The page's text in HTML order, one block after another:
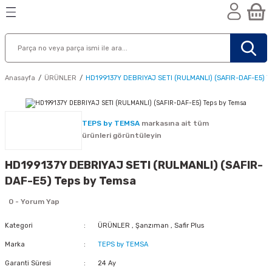
Anasayfa ÜRÜNLER HD199137Y DEBRIYAJ SETI (RULMANLI) (SAFIR-DAF-E5)
TEPS by TEMSA markasına ait tüm
ürünleri görüntüleyin
HD199137Y DEBRIYAJ SETI (RULMANLI) (SAFIR-
DAF-E5) Teps by Temsa
0 - Yorum Yap
Kategori ÜRÜNLER , Şanzıman , Safir Plus
Marka TEPS by TEMSA
Garanti Süresi 24 Ay